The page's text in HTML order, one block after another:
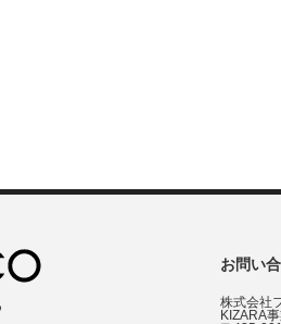
お問い
株式会社
KIZARA